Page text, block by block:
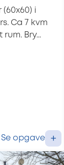
i
Ca 7 kvm
Bry...
Se opgave +